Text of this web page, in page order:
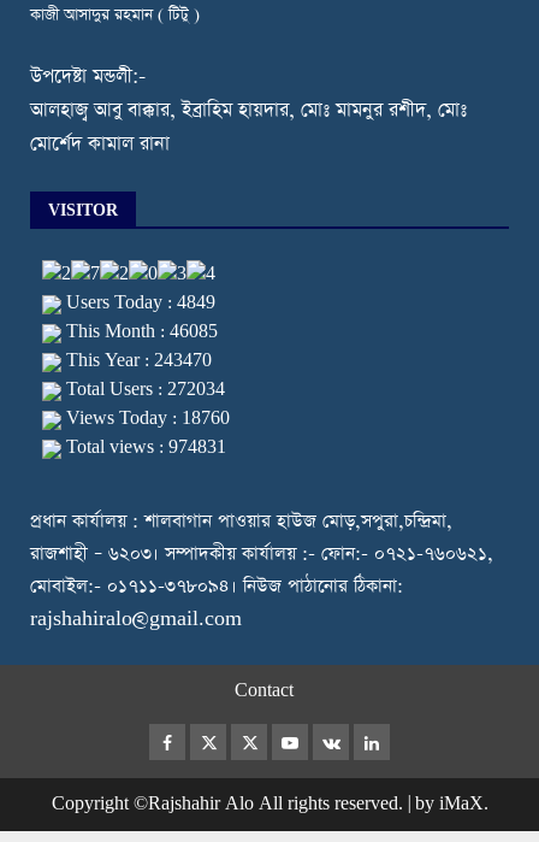
কাজী আসাদুর রহমান ( টিটু )
উপদেষ্টা মন্ডলী:-
আলহাজ্ব আবু বাক্কার, ইব্রাহিম হায়দার, মোঃ মামনুর রশীদ, মোঃ
মোর্শেদ কামাল রানা
VISITOR
Users Today : 4849
This Month : 46085
This Year : 243470
Total Users : 272034
Views Today : 18760
Total views : 974831
প্রধান কার্যালয় : শালবাগান পাওয়ার হাউজ মোড়,সপুরা,চন্দ্রিমা,
রাজশাহী – ৬২০৩। সম্পাদকীয় কার্যালয় :- ফোন:- ০৭২১-৭৬০৬২১,
মোবাইল:- ০১৭১১-৩৭৮০৯৪। নিউজ পাঠানোর ঠিকানা:
rajshahiralo@gmail.com
Contact
Facebook
TwitterInstagram
Youtube
VK LinkedIn
Copyright ©Rajshahir Alo All rights reserved. by iMaX.